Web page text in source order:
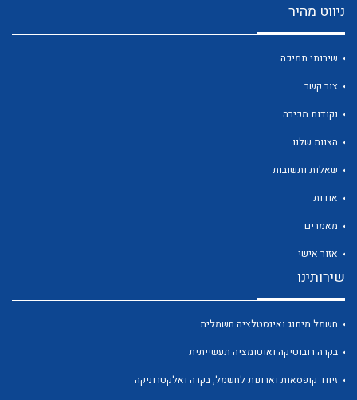
ניווט מהיר
שירותי תמיכה
צור קשר
נקודות מכירה
הצוות שלנו
שאלות ותשובות
אודות
מאמרים
אזור אישי
שירותינו
חשמל מיתוג ואינסטלציה חשמלית
בקרה רובוטיקה ואוטומציה תעשייתית
זיווד קופסאות וארונות לחשמל, בקרה ואלקטרוניקה